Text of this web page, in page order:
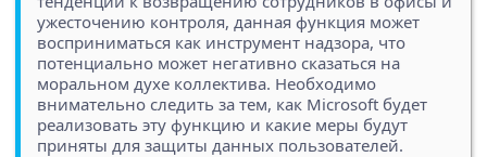
ужесточению контроля, данная функция может
восприниматься как инструмент надзора, что
потенциально может негативно сказаться на
моральном духе коллектива. Необходимо
внимательно следить за тем, как Microsoft будет
реализовать эту функцию и какие меры будут
приняты для защиты данных пользователей.